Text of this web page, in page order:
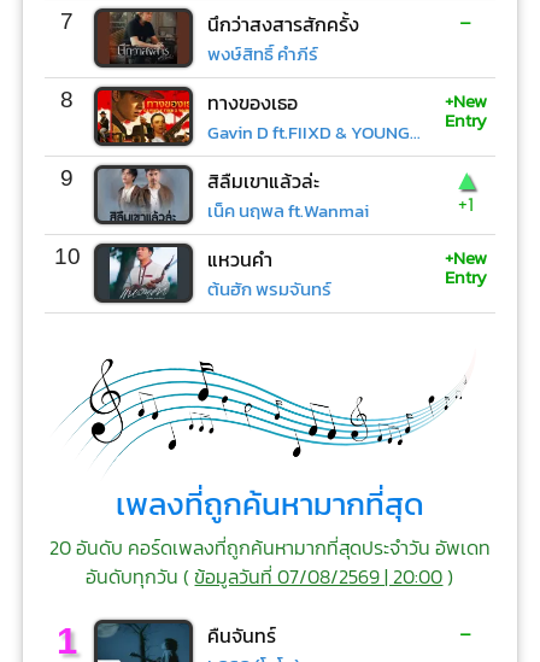
7 นึกว่าสงสารสักครั้ง
พงษ์สิทธิ์ คำภีร์
-
8 ทางของเธอ
Gavin D ft.FIIXD & YOUNGOHM
+New
Entry
9 สิลืมเขาแล้วล่ะ
เน็ค นฤพล ft.Wanmai
▲
+1
10 แหวนคำ
ต้นฮัก พรมจันทร์
+New
Entry
เพลงที่ถูกค้นหามากที่สุด
20 อันดับ คอร์ดเพลงที่ถูกค้นหามากที่สุดประจำวัน อัพเดท
อันดับทุกวัน (ข้อมูลวันที่ 07/08/2569 | 20:00)
1 คืนจันทร์ -